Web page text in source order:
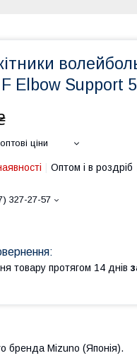
Elbow Support
ціни
Оптом і в роздріб
327-27-57
товару протягом 14 днів
бренда Mizuno (Японія).